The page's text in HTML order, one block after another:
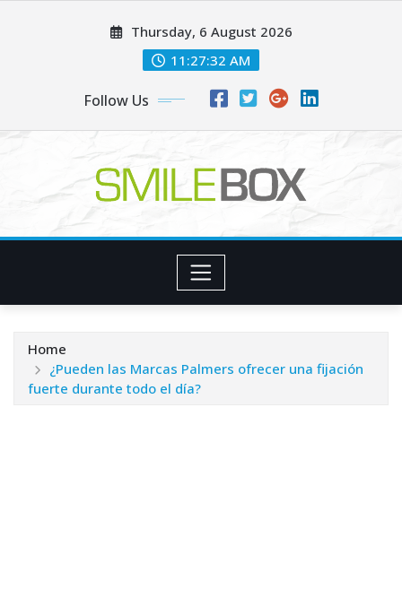
Thursday, 6 August 2026
11:27:34 AM
Follow Us
Home
¿Pueden las Marcas Palmers ofrecer una fijación
fuerte durante todo el día?